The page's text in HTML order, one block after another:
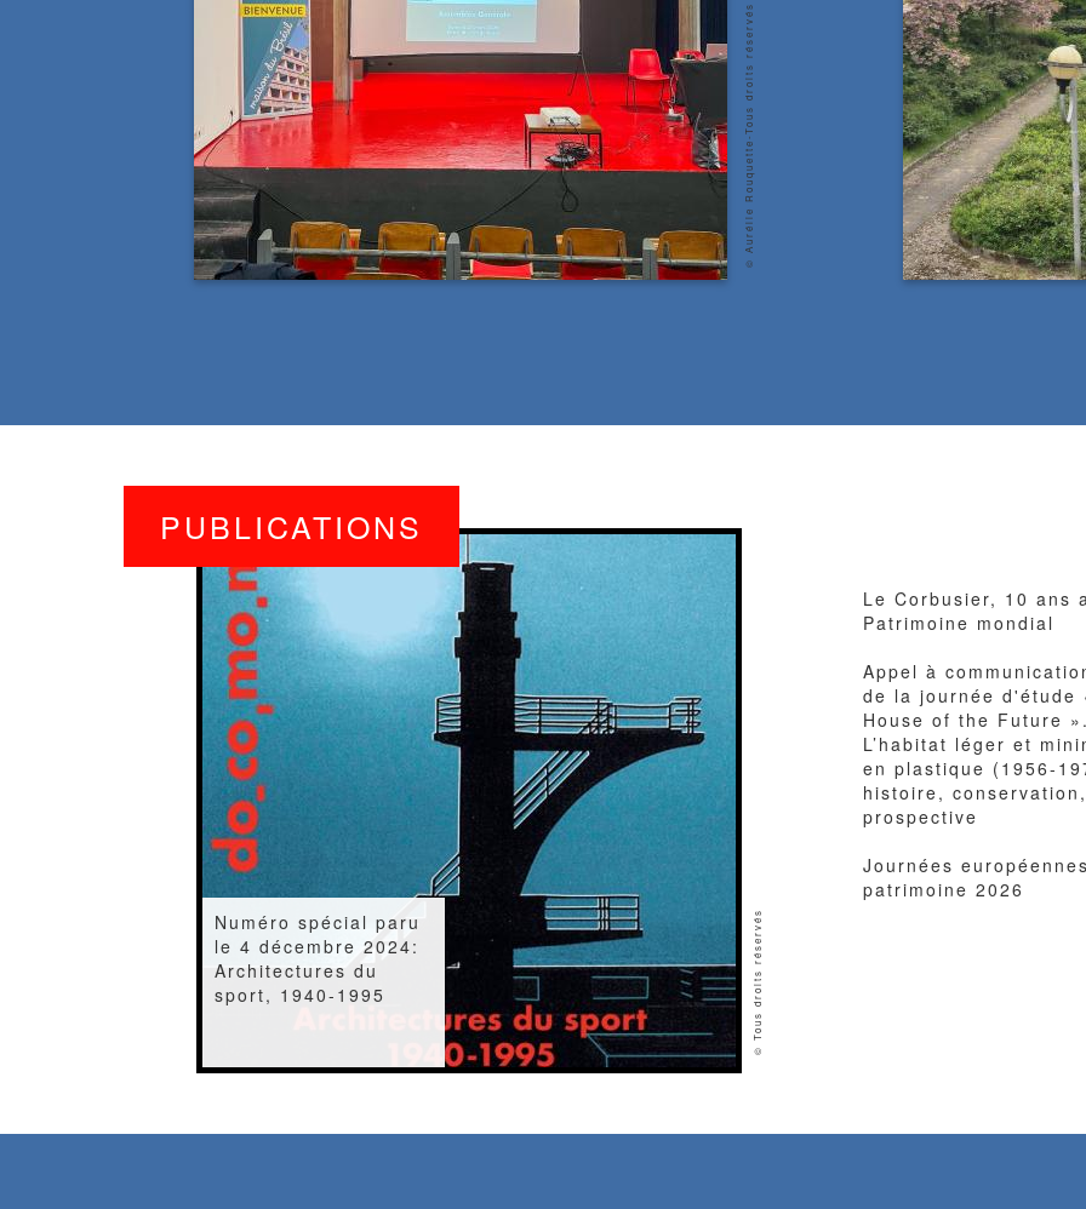
© Aurélie Rouquette-Tous droits réservés
PUBLICATIONS
Special issue "High-
rise buildings in
France"
Image
copyright
© Docomomo France
Le Corbusier, 10 ans
Patrimoine mondial
Appel à
de la journée d'étude
House of the Future ».
L’habitat léger et
en plastique (1956-
histoire, conservation,
prospective
Journées
patrimoine 2026